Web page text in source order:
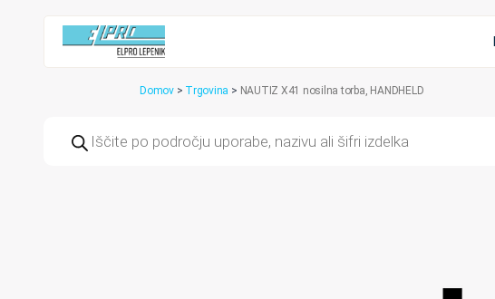
Domov > Trgovina > NAUTIZ X41 nosilna torba, HANDHELD
search